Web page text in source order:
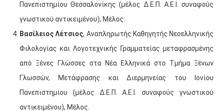
Πανεπιστημίου Θεσσαλονίκης (μέλος Δ.Ε.Π. Α.Ε.Ι. συναφούς
γνωστικού αντικειμένου), Μέλος.
Βασίλειος Λέτσιος, Αναπληρωτής Καθηγητής Νεοελληνικής
Φιλολογίας και Λογοτεχνικής Γραμματείας μεταφρασμένης
από Ξένες Γλώσσες στα Νέα Ελληνικά στο Τμήμα Ξένων
Γλωσσών, Μετάφρασης και Διερμηνείας του Ιονίου
Πανεπιστημίου (μέλος Δ.Ε.Π. Α.Ε.Ι. συναφούς γνωστικού
αντικειμένου), Μέλος.